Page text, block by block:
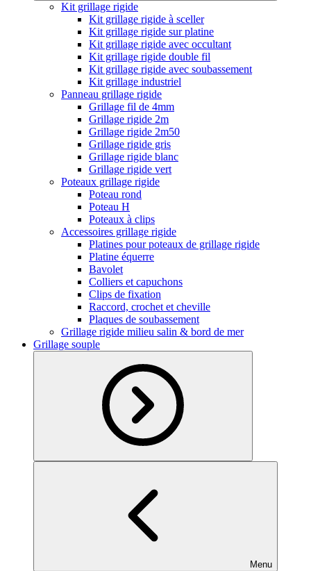
Kit grillage rigide
Kit grillage rigide à sceller
Kit grillage rigide sur platine
Kit grillage rigide avec occultant
Kit grillage rigide double fil
Kit grillage rigide avec soubassement
Kit grillage industriel
Panneau grillage rigide
Grillage fil de 4mm
Grillage rigide 2m
Grillage rigide 2m50
Grillage rigide gris
Grillage rigide blanc
Grillage rigide vert
Poteaux grillage rigide
Poteau rond
Poteau H
Poteaux à clips
Accessoires grillage rigide
Platines pour poteaux de grillage rigide
Platine équerre
Bavolet
Colliers et capuchons
Clips de fixation
Raccord, crochet et cheville
Plaques de soubassement
Grillage rigide milieu salin & bord de mer
Grillage souple
Menu